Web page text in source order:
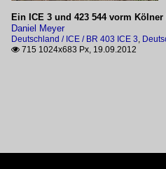
Ein ICE 3 und 423 544 vorm Kölner
Daniel Meyer
Deutschland / ICE / BR 403 ICE 3
 715 1024x683 Px, 19.09.2012